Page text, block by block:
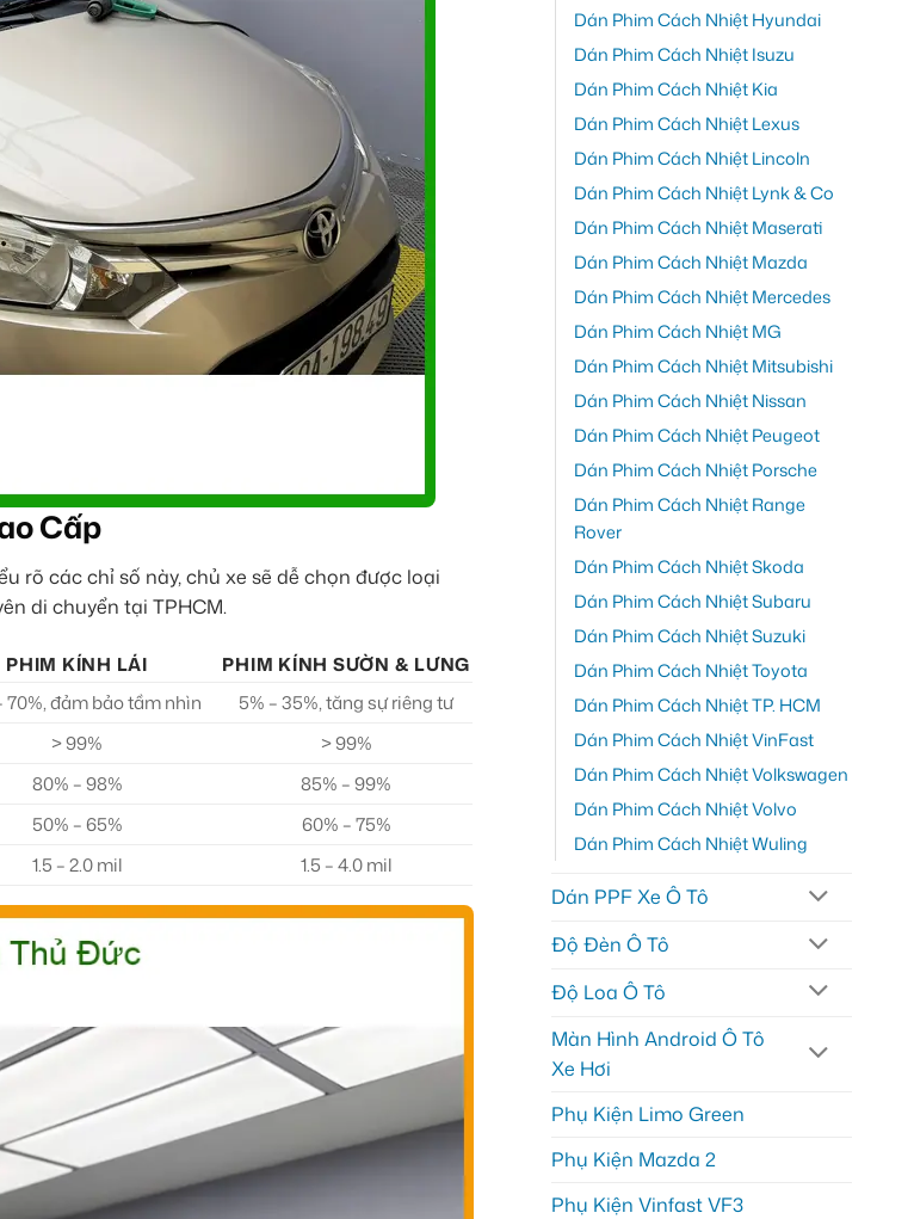
Cấp
rõ các chỉ số này, chủ xe sẽ dễ chọn được loại
di chuyển tại TPHCM.
PHIM KÍNH LÁI
PHIM KÍNH SƯỜN & LƯNG
70%, đảm bảo tầm nhìn
5% – 35%, tăng sự riêng tư
> 99%
> 99%
80% – 98%
85% – 99%
50% – 65%
60% – 75%
1.5 – 2.0 mil 1.5 – 4.0 mil
Dán Phim Cách Nhiệt Hyundai
Dán Phim Cách Nhiệt Isuzu
Dán Phim Cách Nhiệt Kia
Dán Phim Cách Nhiệt Lexus
Dán Phim Cách Nhiệt Lincoln
Dán Phim Cách Nhiệt Lynk & Co
Dán Phim Cách Nhiệt Maserati
Dán Phim Cách Nhiệt Mazda
Dán Phim Cách Nhiệt Mercedes
Dán Phim Cách Nhiệt MG
Dán Phim Cách Nhiệt Mitsubishi
Dán Phim Cách Nhiệt Nissan
Dán Phim Cách Nhiệt Peugeot
Dán Phim Cách Nhiệt Porsche
Dán Phim Cách Nhiệt Range
Rover
Dán Phim Cách Nhiệt Skoda
Dán Phim Cách Nhiệt Subaru
Dán Phim Cách Nhiệt Suzuki
Dán Phim Cách Nhiệt Toyota
Dán Phim Cách Nhiệt TP. HCM
Dán Phim Cách Nhiệt VinFast
Dán Phim Cách Nhiệt Volkswagen
Dán Phim Cách Nhiệt Volvo
Dán Phim Cách Nhiệt Wuling
Dán PPF Xe Ô Tô
Độ Đèn Ô Tô
Độ Loa Ô Tô
Màn Hình Android Ô Tô
Xe Hơi
Phụ Kiện Limo Green
Phụ Kiện Mazda 2
Phụ Kiện Vinfast VF3